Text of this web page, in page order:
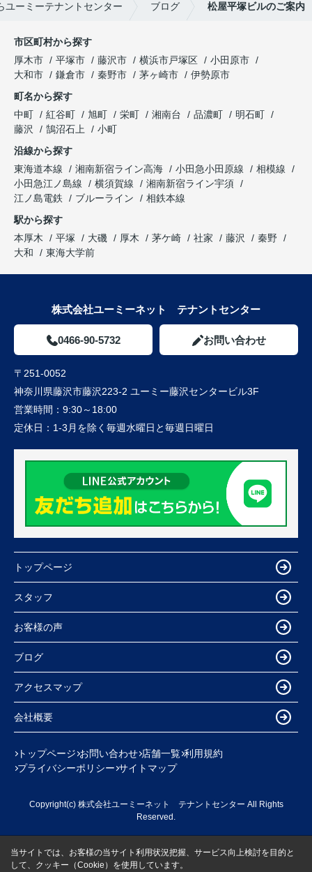
ユーミーテナントセンター ブログ 松屋平塚ビルのご案内
市区町村から探す
厚木市
平塚市 藤沢市 横浜市戸塚区
小田原市
大和市
鎌倉市 秦野市 茅ヶ崎市
伊勢原市
町名から探す
中町
紅谷町 旭町 栄町 湘南台 品濃町
明石町
藤沢
鵠沼石上
小町
沿線から探す
東海道本線
湘南新宿ライン高海 小田急小田原線
相模線
小田急江ノ島線
横須賀線
湘南新宿ライン宇須
江ノ島電鉄
ブルーライン
相鉄本線
駅から探す
本厚木
平塚 大磯 厚木 茅ケ崎 社家 藤沢
秦野
大和
東海大学前
株式会社ユーミーネット テナントセンター
0466-90-5732 お問い合わせ
〒251-0052
神奈川県藤沢市藤沢223-2 ユーミー藤沢センタービル3F
営業時間： 9:30～18:00
定休日： 1-3月を除く毎週水曜日と毎週日曜日
トップページ
スタッフ
お客様の声
ブログ
アクセスマップ
会社概要
トップページ お問い合わせ 店舗一覧 利用規約
プライバシーポリシー サイトマップ
Copyright(c) 株式会社ユーミーネット テナントセンター All Rights
Reserved.
当サイトでは、お客様の当サイト利用状況把握、サービス向上検討を目的と
して、クッキー（Cookie）を使用しています。